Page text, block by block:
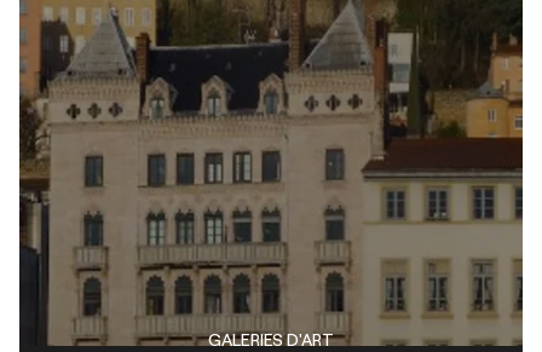
GALERIES D'ART